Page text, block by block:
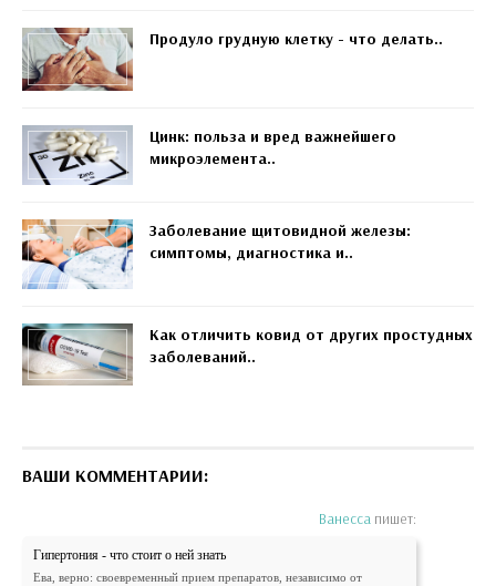
Продуло грудную клетку - что делать..
Цинк: польза и вред важнейшего
микроэлемента..
Заболевание щитовидной железы:
симптомы, диагностика и..
Как отличить ковид от других простудных
заболеваний..
ВАШИ КОММЕНТАРИИ:
Ванесса пишет:
Гипертония - что стоит о ней знать
Ева, верно: своевременный прием препаратов, независимо от